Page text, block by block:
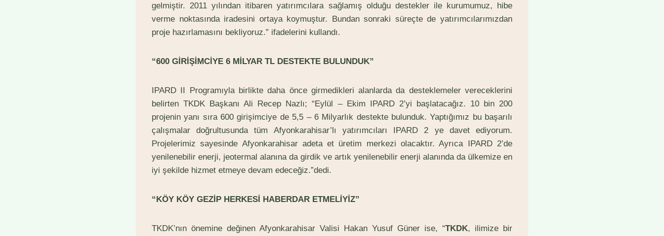
gelmiştir. 2011 yılından itibaren yatırımcılara sağlamış olduğu destekler ile kurumumuz, hibe
verme noktasında iradesini ortaya koymuştur. Bundan sonraki süreçte de yatırımcılarımızdan
proje hazırlamasını bekliyoruz.” ifadelerini kullandı.
“600 GİRİŞİMCİYE 6 MİLYAR TL DESTEKTE BULUNDUK”
IPARD II Programıyla birlikte daha önce girmedikleri alanlarda da desteklemeler vereceklerini
belirten TKDK Başkanı Ali Recep Nazlı; “Eylül – Ekim IPARD 2’yi başlatacağız. 10 bin 200
projenin yanı sıra 600 girişimciye de 5,5 – 6 Milyarlık destekte bulunduk. Yaptığımız bu başarılı
çalışmalar doğrultusunda tüm Afyonkarahisar’lı yatırımcıları IPARD 2 ye davet ediyorum.
Projelerimiz sayesinde Afyonkarahisar adeta et üretim merkezi olacaktır. Ayrıca IPARD 2’de
yenilenebilir enerji, jeotermal alanına da girdik ve artık yenilenebilir enerji alanında da ülkemize en
iyi şekilde hizmet etmeye devam edeceğiz.”dedi.
“KÖY KÖY GEZİP HERKESİ HABERDAR ETMELİYİZ”
TKDK’nın önemine değinen Afyonkarahisar Valisi Hakan Yusuf Güner ise, “TKDK, ilimize bir